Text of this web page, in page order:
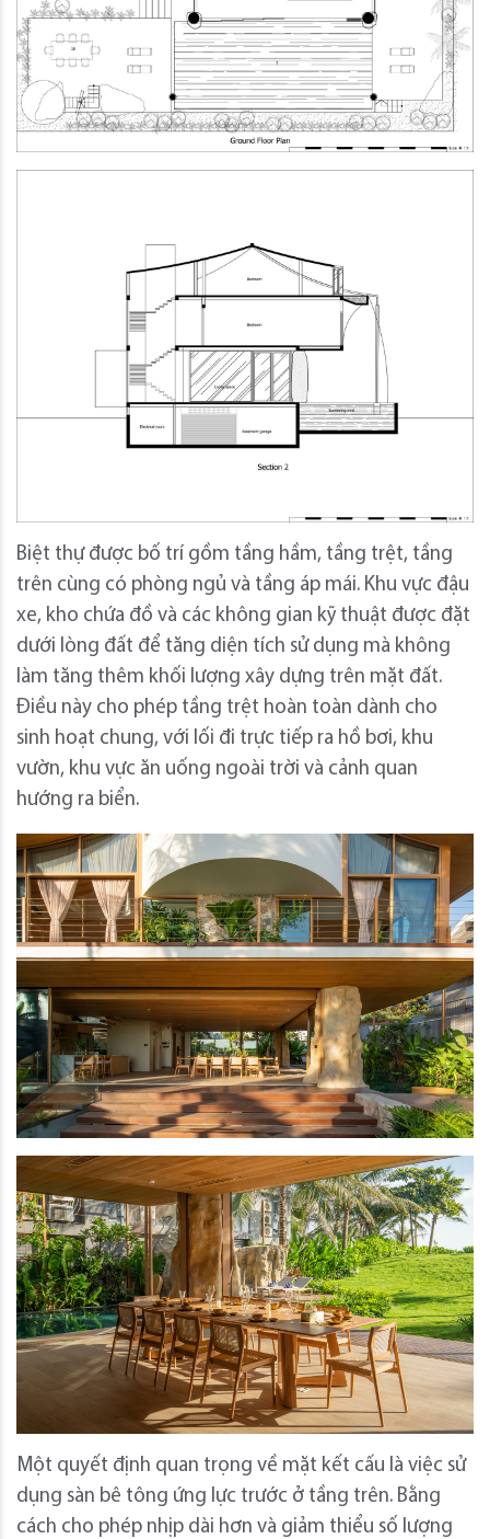
Biệt thự được bố trí gồm tầng hầm, tầng trệt, tầng
trên cùng có phòng ngủ và tầng áp mái. Khu vực đậu
xe, kho chứa đồ và các không gian kỹ thuật được đặt
dưới lòng đất để tăng diện tích sử dụng mà không
làm tăng thêm khối lượng xây dựng trên mặt đất.
Điều này cho phép tầng trệt hoàn toàn dành cho
sinh hoạt chung, với lối đi trực tiếp ra hồ bơi, khu
vườn, khu vực ăn uống ngoài trời và cảnh quan
hướng ra biển.
Một quyết định quan trọng về mặt kết cấu là việc sử
dụng sàn bê tông ứng lực trước ở tầng trên. Bằng
cách cho phép nhịp dài hơn và giảm thiểu số lượng